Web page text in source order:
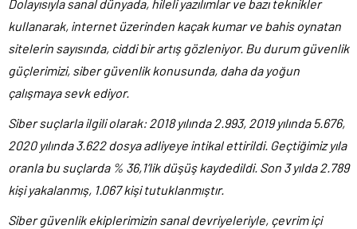
Dolayısıyla sanal dünyada, hileli yazılımlar ve bazı teknikler
kullanarak, internet üzerinden kaçak kumar ve bahis oynatan
sitelerin sayısında, ciddi bir artış gözleniyor. Bu durum güvenlik
güçlerimizi, siber güvenlik konusunda, daha da yoğun
çalışmaya sevk ediyor.
Siber suçlarla ilgili olarak: 2018 yılında 2.993, 2019 yılında 5.676,
2020 yılında 3.622 dosya adliyeye intikal ettirildi. Geçtiğimiz yıla
oranla bu suçlarda % 36,1’lik düşüş kaydedildi. Son 3 yılda 2.789
kişi yakalanmış, 1.067 kişi tutuklanmıştır.
Siber güvenlik ekiplerimizin sanal devriyeleriyle, çevrim içi